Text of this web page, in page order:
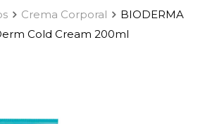
Crema Corporal
BIODERMA
Cold Cream 200ml